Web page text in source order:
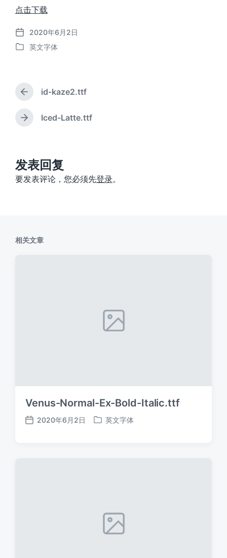
点击下载
发
布
2020年6月2日
发
英文字体
上
篇
文
章
id-kaze2.ttf
下
：
Iced-Latte.ttf
发表回复
要发表评论，您必须先登录。
相关文章
Venus-Normal-Ex-Bold-Italic.ttf
发
2020年6月2日
发
英文字体